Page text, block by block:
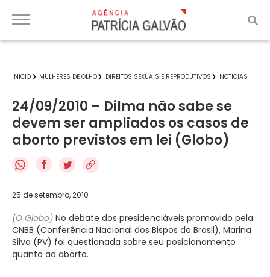
INÍCIO MULHERES DE OLHO DIREITOS SEXUAIS E REPRODUTIVOS NOTÍCIAS
24/09/2010 – Dilma não sabe se
devem ser ampliados os casos de
aborto previstos em lei (Globo)
f
25 de setembro, 2010
(O Globo) No debate dos presidenciáveis promovido pela
CNBB (Conferência Nacional dos Bispos do Brasil), Marina
Silva (PV) foi questionada sobre seu posicionamento
quanto ao aborto.